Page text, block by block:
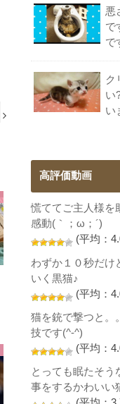
悪
で
で
ク
い
い
高評価動画
慌ててご主人様を
感動(｀；ω；´)
(平均：
わずか１０秒だけ
いく黒猫♪
(平均：
猫を銃で撃つと。
技です(^-^)
(平均：
とっても眠たそう
事をするかわいい